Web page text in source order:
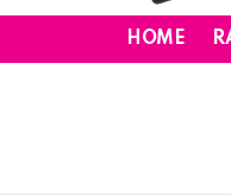
HOME